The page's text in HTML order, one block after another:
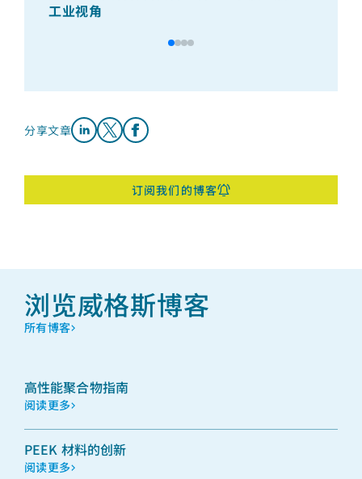
工业视角
分享文章
订阅我们的博客
浏览威格斯博客
所有博客
高性能聚合物指南
阅读更多
PEEK 材料的创新
阅读更多